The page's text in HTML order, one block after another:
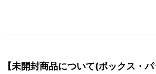
【未開封商品について(ボックス・